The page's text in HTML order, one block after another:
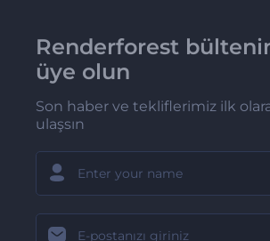
Renderforest
üye olun
Son haber ve tekliflerimiz ilk
ulaşsın